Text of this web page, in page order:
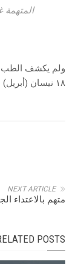
المتهمة
ولم يكشف الطب
١٨ نيسان (أبريل) الجاري.
NEXT ARTICLE
متهم بالاعتداء
POSTS